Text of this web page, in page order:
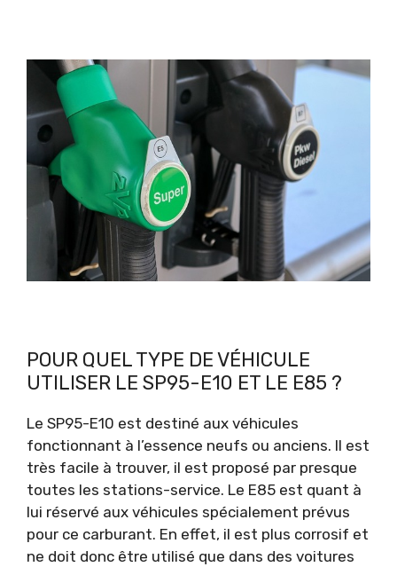
POUR QUEL TYPE DE VÉHICULE
UTILISER LE SP95-E10 ET LE E85 ?
Le SP95-E10 est destiné aux véhicules
fonctionnant à l’essence neufs ou anciens. Il est
très facile à trouver, il est proposé par presque
toutes les stations-service. Le E85 est quant à
lui réservé aux véhicules spécialement prévus
pour ce carburant. En effet, il est plus corrosif et
ne doit donc être utilisé que dans des voitures